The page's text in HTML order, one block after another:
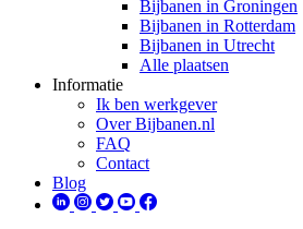
Bijbanen in Groningen
Bijbanen in Rotterdam
Bijbanen in Utrecht
Alle plaatsen
Informatie
Ik ben werkgever
Over Bijbanen.nl
FAQ
Contact
Blog